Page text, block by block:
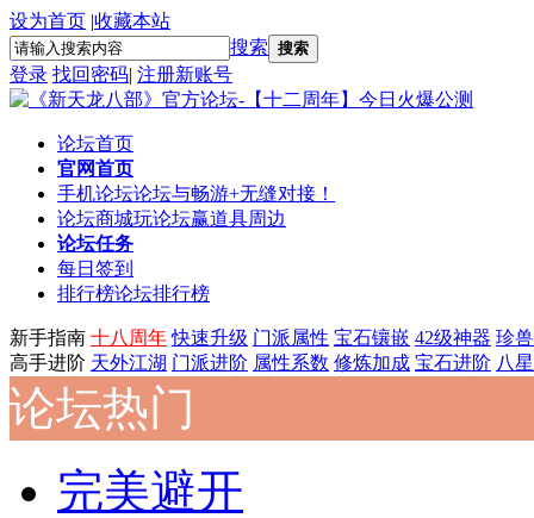
设为首页 |收藏本站
搜索 搜索
登录 找回密码| 注册新账号
论坛首页
官网首页
手机论坛论坛与畅游+无缝对接！
论坛商城玩论坛赢道具周边
论坛任务
每日签到
排行榜论坛排行榜
新手指南 十八周年 快速升级 门派属性 宝石镶嵌 42级神器 珍
高手进阶 天外江湖 门派进阶 属性系数 修炼加成 宝石进阶 八
论坛热门
完美避开